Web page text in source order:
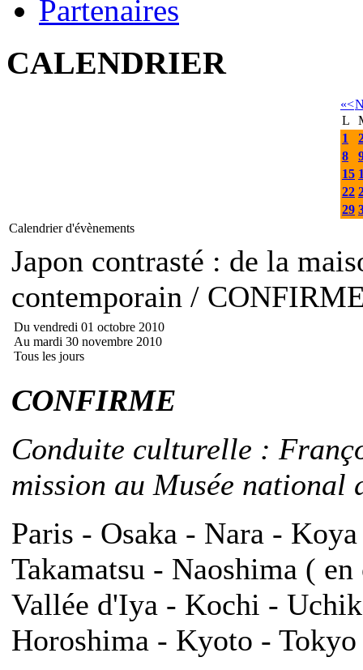
Partenaires
CALENDRIER
«<
L
1
8
15
22
29
Calendrier d'évènements
Japon contrasté : de la
contemporain /
Du vendredi 01 octobre 2010
Au mardi 30 novembre 2010
Tous les jours
CONFIRME
Conduite culturelle :
mission au Musée national
Paris - Osaka - Nara -
Takamatsu - Naoshima (
Vallée d'Iya - Kochi -
Horoshima - Kyoto -